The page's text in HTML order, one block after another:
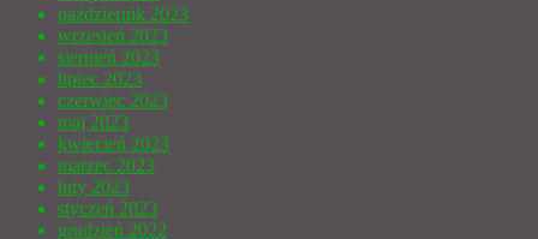
październik 2023
wrzesień 2023
sierpień 2023
lipiec 2023
czerwiec 2023
maj 2023
kwiecień 2023
marzec 2023
luty 2023
styczeń 2023
grudzień 2022